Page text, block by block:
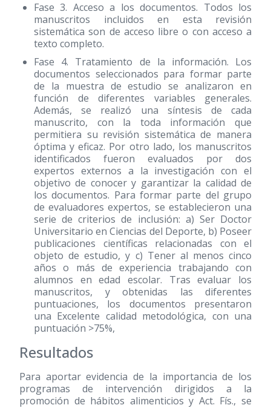
Fase 3. Acceso a los documentos. Todos los
manuscritos incluidos en esta revisión
sistemática son de acceso libre o con acceso a
texto completo.
Fase 4. Tratamiento de la información. Los
documentos seleccionados para formar parte
de la muestra de estudio se analizaron en
función de diferentes variables generales.
Además, se realizó una síntesis de cada
manuscrito, con la toda información que
permitiera su revisión sistemática de manera
óptima y eficaz. Por otro lado, los manuscritos
identificados fueron evaluados por dos
expertos externos a la investigación con el
objetivo de conocer y garantizar la calidad de
los documentos. Para formar parte del grupo
de evaluadores expertos, se establecieron una
serie de criterios de inclusión: a) Ser Doctor
Universitario en Ciencias del Deporte, b) Poseer
publicaciones científicas relacionadas con el
objeto de estudio, y c) Tener al menos cinco
años o más de experiencia trabajando con
alumnos en edad escolar. Tras evaluar los
manuscritos, y obtenidas las diferentes
puntuaciones, los documentos presentaron
una Excelente calidad metodológica, con una
puntuación >75%,
Resultados
Para aportar evidencia de la importancia de los
programas de intervención dirigidos a la
promoción de hábitos alimenticios y Act. Fís., se